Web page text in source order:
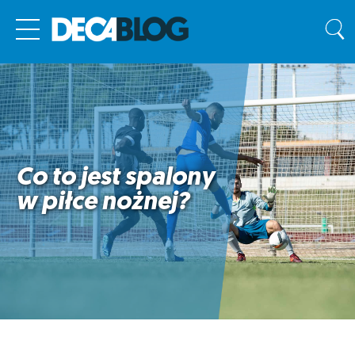
Co to jest spalony
w piłce nożnej?